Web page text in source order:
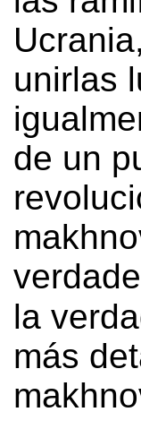
unirlas
de un
la
más